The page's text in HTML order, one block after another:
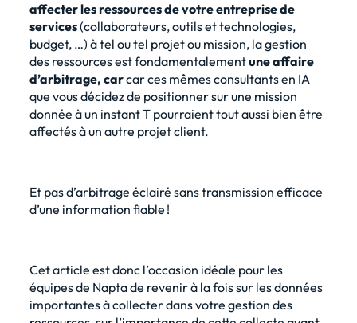
affecter les ressources de votre entreprise de
services(collaborateurs, outils et technologies,
budget, …) à tel ou tel projet ou mission, la gestion
des ressources est fondamentalementune affaire
d’arbitrage, carcar ces mêmes consultants en IA
que vous décidez de positionner sur une mission
donnée à un instant T pourraient tout aussi bien être
affectés à un autre projet client.
Et pas d’arbitrage éclairé sans transmission efficace
d’une information fiable !
Cet article est donc l’occasion idéale pour les
équipes de Napta de revenir à la fois sur les données
importantes à collecter dans votre gestion des